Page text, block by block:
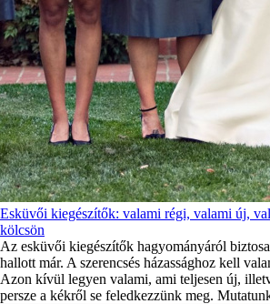
Esküvői kiegészítők: valami régi, valami új,
kölcsön
Az esküvői kiegészítők hagyományáról
hallott már. A szerencsés házassághoz kell
Azon kívül legyen valami, ami teljesen új,
persze a kékről se feledkezzünk meg.